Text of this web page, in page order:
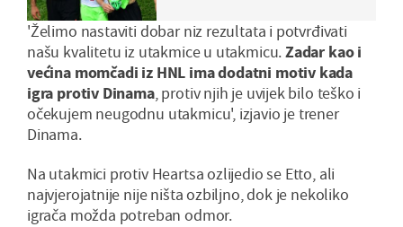
'Želimo nastaviti dobar niz rezultata i potvrđivati
našu kvalitetu iz utakmice u utakmicu.Zadar kao i
većina momčadi iz HNL ima dodatni motiv kada
igra protiv Dinama, protiv njih je uvijek bilo teško i
očekujem neugodnu utakmicu', izjavio je trener
Dinama.
Na utakmici protiv Heartsa ozlijedio se Etto, ali
najvjerojatnije nije ništa ozbiljno, dok je nekoliko
igrača možda potreban odmor.